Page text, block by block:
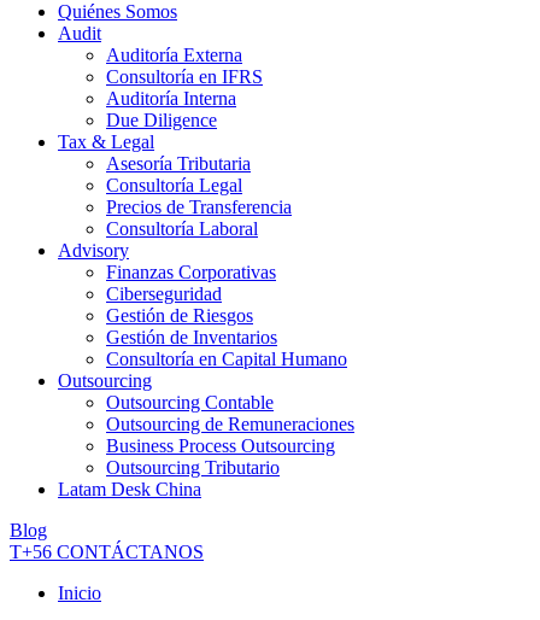
Quiénes Somos
Audit
Auditoría Externa
Consultoría en IFRS
Auditoría Interna
Due Diligence
Tax & Legal
Asesoría Tributaria
Consultoría Legal
Precios de Transferencia
Consultoría Laboral
Advisory
Finanzas Corporativas
Ciberseguridad
Gestión de Riesgos
Gestión de Inventarios
Consultoría en Capital Humano
Outsourcing
Outsourcing Contable
Outsourcing de Remuneraciones
Business Process Outsourcing
Outsourcing Tributario
Latam Desk China
Blog
T+56 CONTÁCTANOS
Inicio